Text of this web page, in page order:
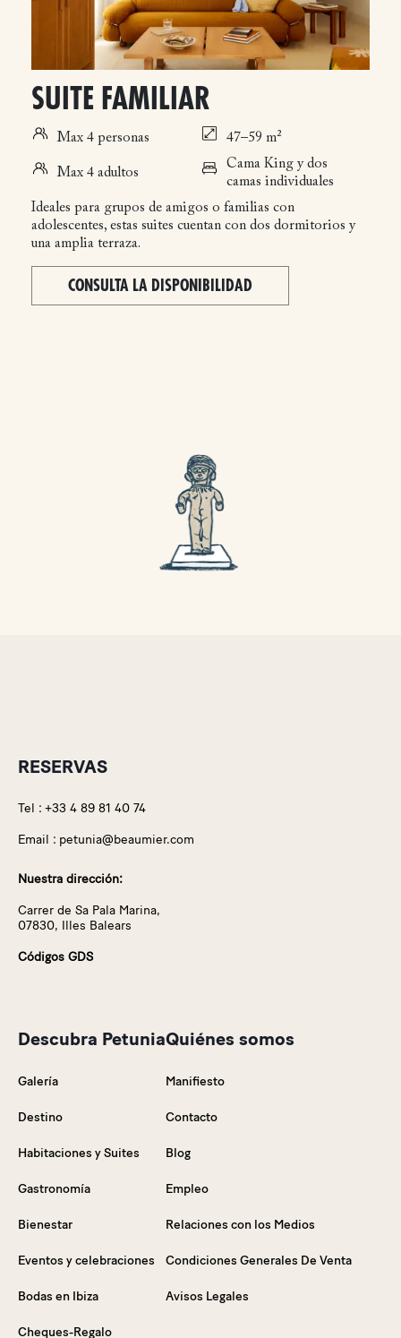
SUITE FAMILIAR
Max 4 personas 47–59 m²
Max 4 adultos
Cama King y dos
camas individuales
Ideales para grupos de amigos o familias con
adolescentes, estas suites cuentan con dos dormitorios y
una amplia terraza.
CONSULTA LA DISPONIBILIDAD
RESERVAS
Tel : +33 4 89 81 40 74
Email : petunia@beaumier.com
Nuestra dirección:
Carrer de Sa Pala Marina,
07830, Illes Balears
Códigos GDS
Descubra Petunia
Galería
Destino
Habitaciones y Suites
Gastronomía
Bienestar
Eventos y celebraciones
Bodas en Ibiza
Cheques-Regalo
Quiénes somos
Manifiesto
Contacto
Blog
Empleo
Relaciones con los Medios
Condiciones Generales De Venta
Avisos Legales